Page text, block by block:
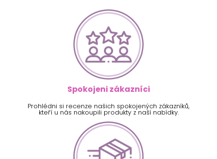
Spokojeni zákazníci
Prohlédni si recenze našich spokojených zákazníků,
kteří u nás nakoupili produkty z naší nabídky.